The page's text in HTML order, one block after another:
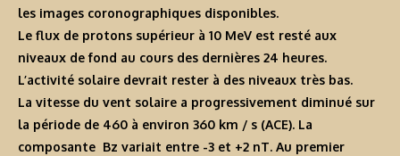
les images coronographiques disponibles.
Le flux de protons supérieur à 10 MeV est resté aux
niveaux de fond au cours des dernières 24 heures.
L’activité solaire devrait rester à des niveaux très bas.
La vitesse du vent solaire a progressivement diminué sur
la période de 460 à environ 360 km / s (ACE). La
composante Bz variait entre -3 et +2 nT. Au premier